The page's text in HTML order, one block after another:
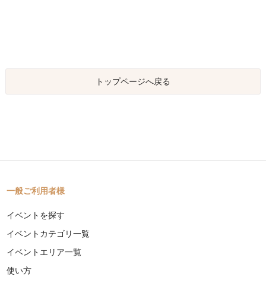
トップページへ戻る
一般ご利用者様
イベントを探す
イベントカテゴリ一覧
イベントエリア一覧
使い方